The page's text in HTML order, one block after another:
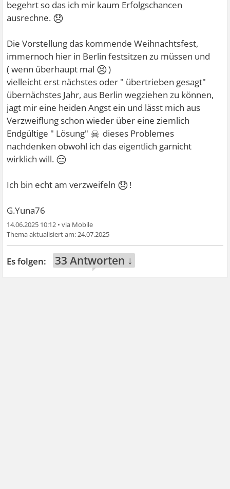
begehrt so das ich mir kaum Erfolgschancen
ausrechne. 😞
Die Vorstellung das kommende Weihnachtsfest,
immernoch hier in Berlin festsitzen zu müssen und
( wenn überhaupt mal 😣)
vielleicht erst nächstes oder " übertrieben gesagt"
übernächstes Jahr, aus Berlin wegziehen zu können,
jagt mir eine heiden Angst ein und lässt mich aus
Verzweiflung schon wieder über eine ziemlich
Endgültige " Lösung" ☠ dieses Problemes
nachdenken obwohl ich das eigentlich garnicht
wirklich will. 😑
Ich bin echt am verzweifeln 😞!
G.Yuna76
14.06.2025 10:12 •
24.07.2025
33 Antworten ↓